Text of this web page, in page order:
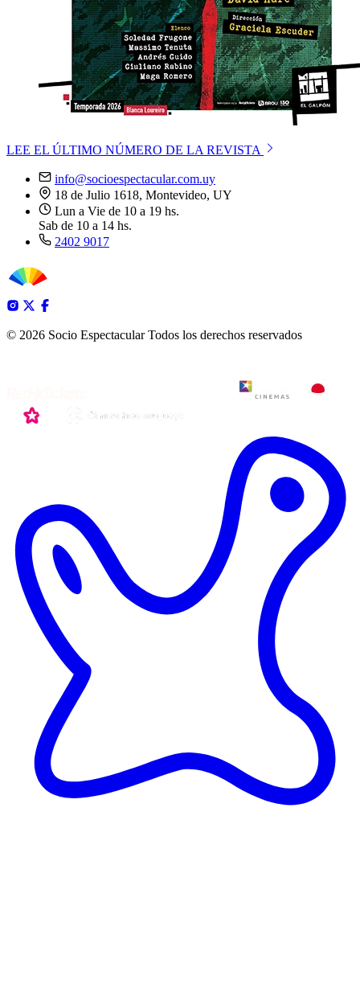
LEE EL ÚLTIMO NÚMERO DE LA REVISTA
info@socioespectacular.com.uy
18 de Julio 1618, Montevideo, UY
Lun a Vie de 10 a 19 hs.
Sab de 10 a 14 hs.
2402 9017
© 2026 Socio Espectacular Todos los derechos reservados